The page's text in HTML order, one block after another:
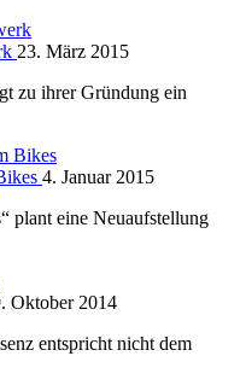
23. März 2015
zu ihrer Gründung ein
4. Januar 2015
plant eine Neuaufstellung
Oktober 2014
entspricht nicht dem